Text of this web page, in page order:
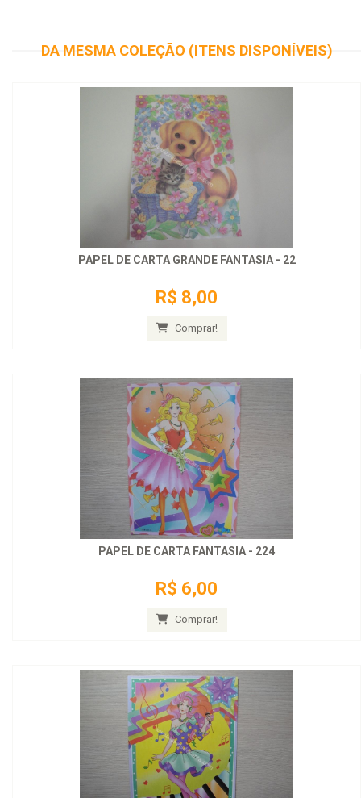
DA MESMA COLEÇÃO (ITENS DISPONÍVEIS)
PAPEL DE CARTA GRANDE FANTASIA - 22
R$ 8,00
Comprar!
PAPEL DE CARTA FANTASIA - 224
R$ 6,00
Comprar!